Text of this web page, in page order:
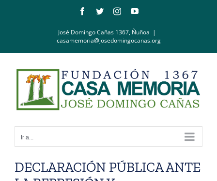
Facebook
TwitterInstagramYouTube
José Domingo Cañas 1367, Ñuñoa |
casamemoria@josedomingocanas.org
Ir a...
DECLARACIÓN PÚBLICA ANTE